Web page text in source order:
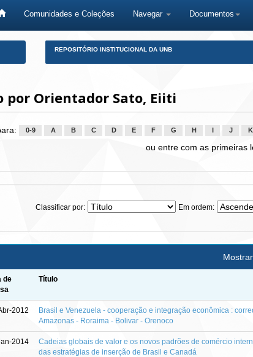
Comunidades e Coleções Navegar Documentos
REPOSITÓRIO INSTITUCIONAL DA UNB
por Orientador Sato, Eiiti
0-9 A B C D E F G H J K
ou entre com as primeiras
Classificar por: Em ordem:
de
Título
2012
Brasil e Venezuela - cooperação e integração econômica :
Amazonas - Roraima - Bolivar - Orenoco
2014
Cadeias globais de valor e os novos padrões de comércio
das estratégias de inserção de Brasil e Canadá